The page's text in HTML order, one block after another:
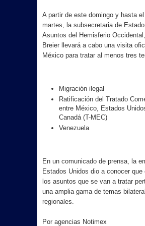
A partir de este domingo y hasta
martes, la subsecretaria de
Asuntos del Hemisferio
Breier llevará a cabo una visita
México para tratar al menos tres
Migración ilegal
Ratificación del Tratado
entre México, Estados
Canadá (T-MEC)
Venezuela
En un comunicado de prensa, la
Estados Unidos dio a conocer que
los asuntos que se van a tratar
una amplia gama de temas
regionales.
Por agencias Notimex